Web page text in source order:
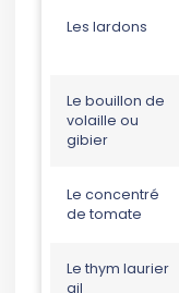
Les lardons
Le bouillon de
volaille ou
gibier
Le concentré
de tomate
Le thym laurier
ail